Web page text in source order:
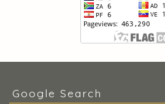
Google Search